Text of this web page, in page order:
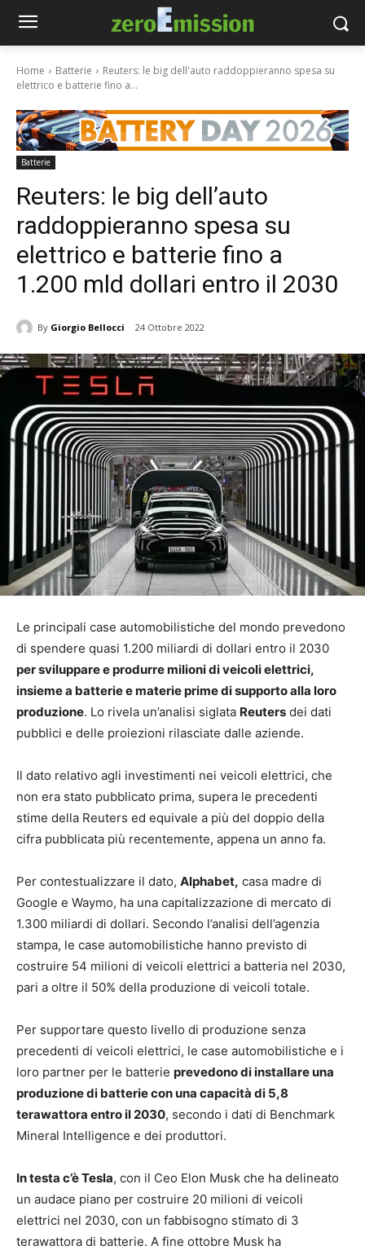
Home Batterie
Reuters: le big dell'auto raddoppieranno spesa su
elettrico e batterie fino a...
Batterie
Reuters: le big dell’auto
raddoppieranno spesa su
elettrico e batterie fino a
1.200 mld dollari entro il 2030
By Giorgio Bellocci 24 Ottobre 2022
Le principali case automobilistiche del mondo prevedono
di spendere quasi 1.200 miliardi di dollari entro il 2030
per sviluppare e produrre milioni di veicoli elettrici,
insieme a batterie e materie prime di supporto alla loro
produzione. Lo rivela un’analisi siglata Reuters dei dati
pubblici e delle proiezioni rilasciate dalle aziende.
Il dato relativo agli investimenti nei veicoli elettrici, che
non era stato pubblicato prima, supera le precedenti
stime della Reuters ed equivale a più del doppio della
cifra pubblicata più recentemente, appena un anno fa.
Per contestualizzare il dato, Alphabet, casa madre di
Google e Waymo, ha una capitalizzazione di mercato di
1.300 miliardi di dollari. Secondo l’analisi dell’agenzia
stampa, le case automobilistiche hanno previsto di
costruire 54 milioni di veicoli elettrici a batteria nel 2030,
pari a oltre il 50% della produzione di veicoli totale.
Per supportare questo livello di produzione senza
precedenti di veicoli elettrici, le case automobilistiche e i
loro partner per le batterie prevedono di installare una
produzione di batterie con una capacità di 5,8
terawattora entro il 2030, secondo i dati di Benchmark
Mineral Intelligence e dei produttori.
In testa c’è Tesla, con il Ceo Elon Musk che ha delineato
un audace piano per costruire 20 milioni di veicoli
elettrici nel 2030, con un fabbisogno stimato di 3
terawattora di batterie. A fine ottobre Musk ha